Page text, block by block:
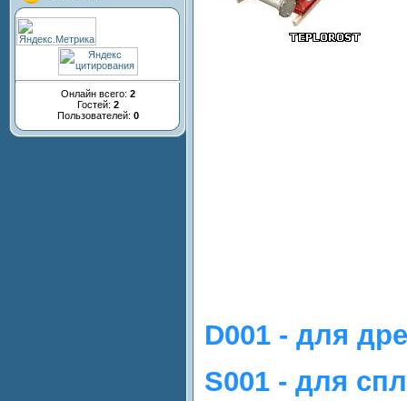
Онлайн всего: 2
Гостей: 2
Пользователей: 0
D001 - для
S001 - для